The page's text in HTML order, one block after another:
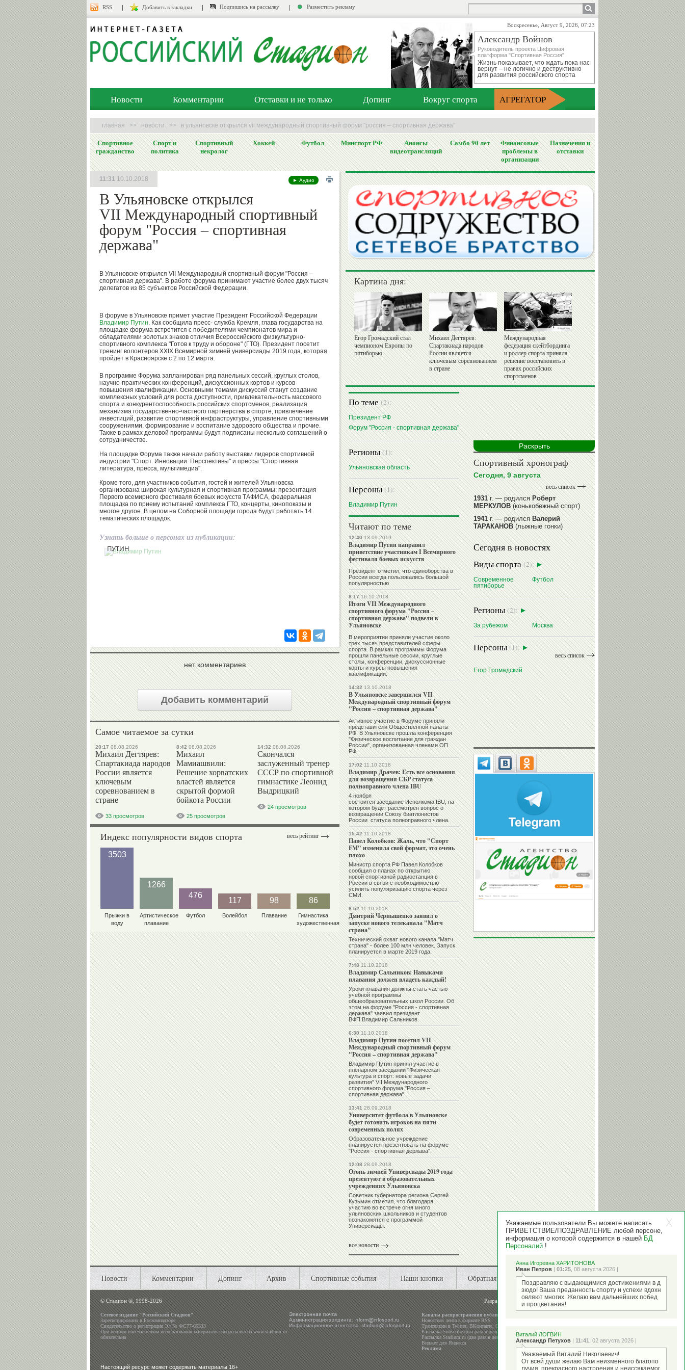
RSS Добавить в закладки Подпишись на рассылку Разместить рекламу
Воскресенье, Август 9, 2026, 07:23
Александр Войнов
Руководитель проекта Цифровая
платформа "Спортивная Россия"
Жизнь показывает, что ждать пока нас
вернут – не логично и деструктивно
для развития российского спорта
Новости Комментарии Отставки и не только Допинг Вокруг спорта АГРЕГАТОР
главная >> новости >> в ульяновске открылся vii международный спортивный форум "россия – спортивная держава"
Спортивное
гражданство
Спорт и
политика
Спортивный
некролог
Хоккей Футбол Минспорт РФ
Анонсы
видеотрансляций
Самбо 90 лет
Финансовые
проблемы в
организации
Назначения и
отставки
► Аудио
В Ульяновске открылся
VII Международный спортивный
форум "Россия – спортивная
держава"
11:31 10.10.2018
В Ульяновске открылся VII Международный спортивный форум "Россия –
спортивная держава". В работе форума принимают участие более двух тысяч
делегатов из 85 субъектов Российской Федерации.
В форуме в Ульяновске примет участие Президент Российской Федерации
Владимир Путин. Как сообщила пресс- служба Кремля, глава государства на
площадке форума встретится с победителями чемпионатов мира и
обладателями золотых знаков отличия Всероссийского физкультурно-
спортивного комплекса "Готов к труду и обороне" (ГТО). Президент посетит
тренинг волонтеров XXIX Всемирной зимней универсиады 2019 года, которая
пройдет в Красноярске с 2 по 12 марта.
В программе Форума запланирован ряд панельных сессий, круглых столов,
научно-практических конференций, дискуссионных кортов и курсов
повышения квалификации. Основными темами дискуссий станут создание
комплексных условий для роста доступности, привлекательность массового
спорта и конкурентоспособность российских спортсменов, реализация
механизма государственно-частного партнерства в спорте, привлечение
инвестиций, развитие спортивной инфраструктуры, управление спортивными
сооружениями, формирование и воспитание здорового общества и прочие.
Также в рамках деловой программы будут подписаны несколько соглашений о
сотрудничестве.
На площадке Форума также начали работу выставки лидеров спортивной
индустрии "Спорт. Инновации. Перспективы" и прессы "Спортивная
литература, пресса, мультимедиа".
Кроме того, для участников события, гостей и жителей Ульяновска
организована широкая культурная и спортивная программы: презентация
Первого всемирного фестиваля боевых искусств ТАФИСА, федеральная
площадка по приему испытаний комплекса ГТО, концерты, кинопоказы и
многое другое. В целом на Соборной площади города будут работать 14
тематических площадок.
Узнать больше о персонах из публикации:
Владимир
ПУТИН
нет комментариев
Добавить комментарий
Самое читаемое за сутки
20:17 08.08.2026
Михаил Дегтярев:
Спартакиада народов
России является
ключевым
соревнованием в
стране
33 просмотров
8:42 08.08.2026
Михаил
Мамиашвили:
Решение хорватских
властей является
скрытой формой
бойкота России
25 просмотров
14:32 08.08.2026
Скончался
заслуженный тренер
СССР по спортивной
гимнастике Леонид
Выдрицкий
24 просмотров
весь рейтинг
Индекс популярности видов спорта
3503
Прыжки в
воду
1266
Артистическое
плавание
476
Футбол
117
Волейбол
98
Плавание
86
Гимнастика
художественная
Картина дня:
Егор Громадский стал
чемпионом Европы по
пятиборью
Михаил Дегтярев:
Спартакиада народов
России является
ключевым соревнованием
в стране
Международная
федерация скейтбординга
и роллер спорта приняла
решение восстановить в
правах российских
спортсменов
По теме(2):
Президент РФ
Форум "Россия - спортивная держава"
Регионы(1):
Ульяновская область
Персоны(1):
Владимир Путин
Читают по теме
12:4013.09.2019
Владимир Путин направил
приветствие участникам I Всемирного
фестиваля боевых искусств
Президент отметил, что единоборства в
России всегда пользовались большой
популярностью
8:1716.10.2018
Итоги VII Международного
спортивного форума "Россия –
спортивная держава" подвели в
Ульяновске
В мероприятии приняли участие около
трех тысяч представителей сферы
спорта. В рамках программы Форума
прошли панельные сессии, круглые
столы, конференции, дискуссионные
корты и курсы повышения
квалификации.
14:3213.10.2018
В Ульяновске завершился VII
Международный спортивный форум
"Россия – спортивная держава"
Активное участие в Форуме приняли
представители Общественной палаты
РФ. В Ульяновске прошла конференция
"Физическое воспитание для граждан
России", организованная членами ОП
РФ.
17:0211.10.2018
Владимир Драчев: Есть все основания
для возвращения СБР статуса
полноправного члена IBU
4 ноября
состоится заседание Исполкома IBU, на
котором будет рассмотрен вопрос о
возвращении Союзу биатлонистов
России статуса полноправного члена.
15:4211.10.2018
Павел Колобков: Жаль, что "Спорт
FM" изменила свой формат, это очень
плохо
Министр спорта РФ Павел Колобков
сообщил о планах по открытию
новой спортивной радиостанция в
России в связи с необходимостью
усилить популяризацию спорта через
СМИ.
8:5211.10.2018
Дмитрий Чернышенко заявил о
запуске нового телеканала "Матч
страна"
Технический охват нового канала "Матч
страна" - более 100 млн человек. Запуск
планируется в марте 2019 года.
7:4811.10.2018
Владимир Сальников: Навыками
плавания должен владеть каждый!
Уроки плавания должны стать частью
учебной программы
общеобразовательных школ России. Об
этом на форуме "Россия - спортивная
держава" заявил президент
ВФП Владимир Сальников.
6:3011.10.2018
Владимир Путин посетил VII
Международный спортивный форум
"Россия – спортивная держава"
Владимир Путин принял участие в
пленарном заседании "Физическая
культура и спорт: новые задачи
развития" VII Международного
спортивного форума "Россия –
спортивная держава".
13:4128.09.2018
Университет футбола в Ульяновске
будет готовить игроков на пяти
современных полях
Образовательное учреждение
планируется презентовать на форуме
"Россия - спортивная держава".
12:0828.09.2018
Огонь зимней Универсиады 2019 года
презентуют в образовательных
учреждениях Ульяновска
Советник губернатора региона Сергей
Кузьмин отметил, что благодаря
участию во встрече огня много
ульяновских школьников и студентов
познакомятся с программой
Универсиады.
все новости
Раскрыть
Спортивный хронограф
Сегодня, 9 августа
весь список
1931г. — родилсяРоберт
МЕРКУЛОВ(конькобежный спорт)
1941г. — родилсяВалерий
ТАРАКАНОВ(лыжные гонки)
1945г. — родилсяАлександр
ГОРЕЛИК(фигурное катание на
коньках)
1945г. — родилсяЗураб
САКАНДЕЛИДЗЕ(баскетбол)
1954г. — родиласьОльга
КНЯЗЕВА(фехтование)
читать далее
Сегодня в новостях
Виды спорта(2):
Современное
пятиборье
Футбол
Регионы(2):
За рубежом Москва
Персоны(1):
весь список
Егор Громадский
Новости Комментарии Допинг Архив Спортивные события Наши кнопки Обратная связь
©Стадион ®, 1998-2026 Разработка и поддержкаООО "Стадион"
Сетевое издание "Российский Стадион"
Зарегистрировано в Роскомнадзоре
Свидетельство о регистрации Эл № ФС77-65333
При полном или частичном использовании материалов гиперссылка наwww.stadium.ru
обязательна
Каналы распространения публикаций
Новостная лента в формате RSS
Трансляции вTwitter,ВКонтакте,Google+
Рассылка Subscribe (два раза в день)
Рассылка Stadium.ru (два раза в день)
Виджет для Яндекса
Реклама
Настоящий ресурс может содержать материалы 16+
Уважаемые пользователи Вы можете написать
ПРИВЕТСТВИЕ/ПОЗДРАВЛЕНИЕ любой персоне,
информация о которой содержится в нашей БД
Персоналий !
Анна Игоревна ХАРИТОНОВА
Иван Петров | 01:25 , 08 августа 2026 |
Поздравляю с выдающимися достижениями в д
зюдо! Ваша преданность спорту и успехи вдохн
овляют многих. Желаю вам дальнейших побед
и процветания!
Виталий ЛОГВИН
Александр Петухов | 11:41 , 02 августа 2026 |
Уважаемый Виталий Николаевич!
От всей души желаю Вам неизменного благопо
лучия, прекрасного настроения и неиссякаемог